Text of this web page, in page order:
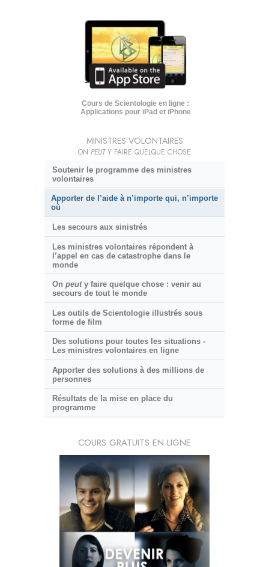
Cours de Scientologie en ligne :
Applications pour iPad et iPhone
MINISTRES VOLONTAIRES
ON PEUTY FAIRE QUELQUE CHOSE
Soutenir le programme des ministres
volontaires
Apporter de l’aide à n’importe qui, n’importe
où
Les secours aux sinistrés
Les ministres volontaires répondent à
l’appel en cas de catastrophe dans le
monde
On peuty faire quelque chose : venir au
secours de tout le monde
Les outils de Scientologie illustrés sous
forme de film
Des solutions pour toutes les situations -
Les ministres volontaires en ligne
Apporter des solutions à des millions de
personnes
Résultats de la mise en place du
programme
COURS GRATUITS EN LIGNE